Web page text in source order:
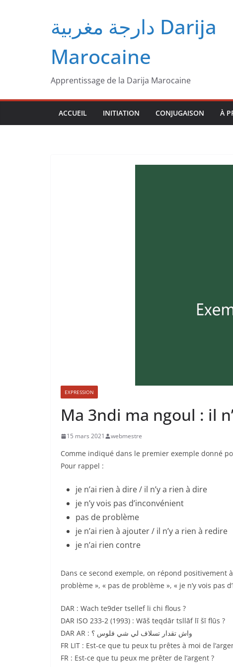
دارجة مغربية‎ Darija
Marocaine
Apprentissage de la Darija Marocaine
ACCUEIL INITIATION CONJUGAISON À
EXPRESSION
Ma 3ndi ma ngoul : il
15 mars 2021 webmestre
Comme indiqué dans le premier exemple donné
Pour rappel :
je n’ai rien à dire / il n’y a rien à dire
je n’y vois pas d’inconvénient
pas de problème
je n’ai rien à ajouter / il n’y a rien à redire
je n’ai rien contre
Dans ce second exemple, on répond positivement
problème », « pas de problème », « je n’y vois pas
DAR : Wach te9der tsellef li chi flous ?
DAR ISO 233-2 (1993) : Wāš teqdār tsllāf lī šī flūs ?
DAR AR : واش تقدار تسلاف لي شي فلوس ؟
FR LIT : Est-ce que tu peux tu prêtes à moi de
FR : Est-ce que tu peux me prêter de l’argent ?